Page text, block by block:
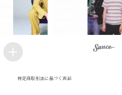
特定商取引法に基づく表記